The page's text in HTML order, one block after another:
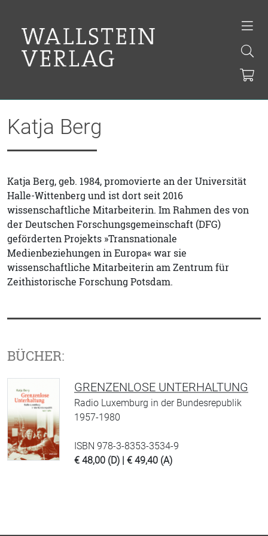
Katja Berg
Katja Berg, geb. 1984, promovierte an der Universität
Halle-Wittenberg und ist dort seit 2016
wissenschaftliche Mitarbeiterin. Im Rahmen des von
der Deutschen Forschungsgemeinschaft (DFG)
geförderten Projekts »Transnationale
Medienbeziehungen in Europa« war sie
wissenschaftliche Mitarbeiterin am Zentrum für
Zeithistorische Forschung Potsdam.
BÜCHER:
GRENZENLOSE UNTERHALTUNG
Radio Luxemburg in der Bundesrepublik
1957-1980
ISBN 978-3-8353-3534-9
€ 48,00 (D) | € 49,40 (A)